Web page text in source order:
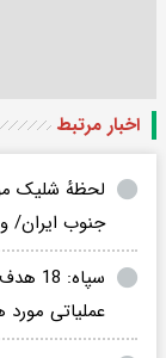
اخبار مرتبط
لحظهٔ شلیک
جنوب ایران/
عملیاتی مورد